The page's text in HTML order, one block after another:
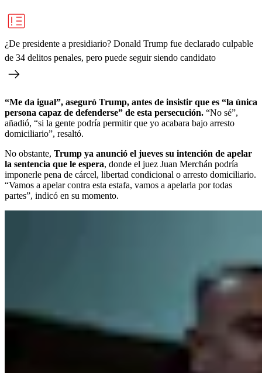
¿De presidente a presidiario? Donald Trump fue declarado culpable
de 34 delitos penales, pero puede seguir siendo candidato
“Me da igual”, aseguró Trump, antes de insistir que es “la única
persona capaz de defenderse” de esta persecución. “No sé”,
añadió, “si la gente podría permitir que yo acabara bajo arresto
domiciliario”, resaltó.
No obstante, Trump ya anunció el jueves su intención de apelar
la sentencia que le espera, donde el juez Juan Merchán podría
imponerle pena de cárcel, libertad condicional o arresto domiciliario.
“Vamos a apelar contra esta estafa, vamos a apelarla por todas
partes”, indicó en su momento.